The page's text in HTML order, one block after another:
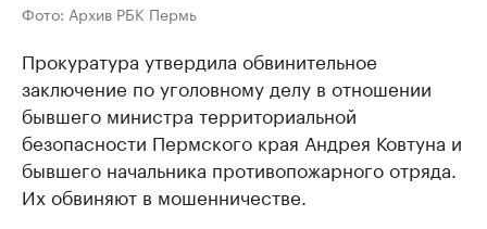
Фото: Архив РБК Пермь
Прокуратура утвердила обвинительное
заключение по уголовному делу в отношении
бывшего министра территориальной
безопасности Пермского края Андрея Ковтуна и
бывшего начальника противопожарного отряда.
Их обвиняют в мошенничестве.